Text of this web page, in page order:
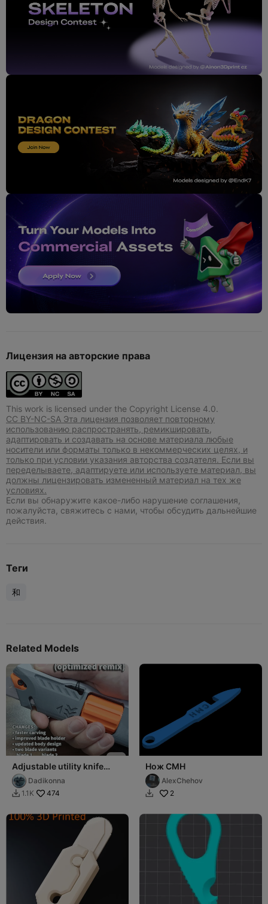
Лицензия на авторские права
This work is licensed under the Copyright License 4.0.
CC BY-NC-SA Эта лицензия позволяет повторному
использованию распространять, ремикшировать,
адаптировать и создавать на основе материала любые
носители или форматы только в некоммерческих целях, и
только при условии указания авторства создателя. Если вы
переделываете, адаптируете или используете материал, вы
должны лицензировать измененный материал на тех же
условиях.
Если вы обнаружите какое-либо нарушение соглашения,
пожалуйста, свяжитесь с нами, чтобы обсудить дальнейшие
действия.
Теги
和
Related Models
Adjustable utility knife
optimized remix
Dadikonna
 1.1K 474
Нож СМН
AlexChehov
 2